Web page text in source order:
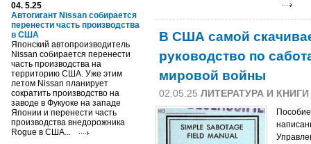
04. 5.25
Автогигант Nissan собирается
перенести часть производства
в США
Японский автопроизводитель
Nissan собирается перенести
часть производства на
территорию США. Уже этим
летом Nissan планирует
сократить производство на
заводе в Фукуоке на западе
Японии и перенести часть
производства внедорожника
Rogue в США...
В США самой
руководство по
мировой войны
02.05.25 ЛИТЕРАТУРА И КНИГИ